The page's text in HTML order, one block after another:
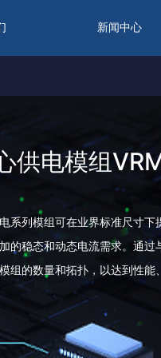
新闻中心
供电模组
系列模组可在业界标准尺寸
的稳态和动态电流需求。通
组的数量和拓扑，以达到性能